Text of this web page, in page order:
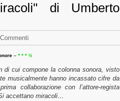
di Umberto
– * * * ½
di cui compone la colonna sonora, visto
musicalmente hanno incassato cifre da
collaborazione con l’attore-regista
accettano miracoli…